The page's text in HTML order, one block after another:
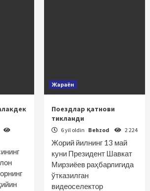
Жараён
Поездлар қатнови
тикланди
6 yil oldin Behzod 2 224
Жорий йилнинг 13 май
куни Президент Шавкат
Мирзиёев раҳбарлигида
ўтказилган
видеоселектор